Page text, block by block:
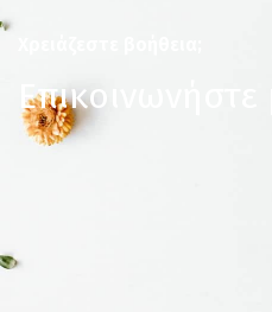
Επικοινωνήστε